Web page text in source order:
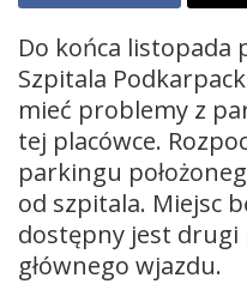
Do końca listopada
Szpitala
mieć problemy z
tej placówce.
parkingu
od szpitala. Miejsc
dostępny jest drugi
głównego wjazdu.